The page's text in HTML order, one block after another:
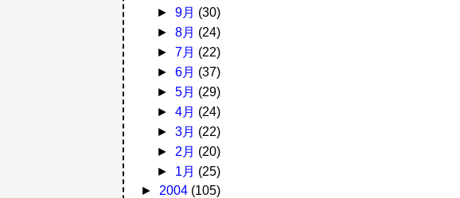
► 9月 (30)
► 8月 (24)
► 7月 (22)
► 6月 (37)
► 5月 (29)
► 4月 (24)
► 3月 (22)
► 2月 (20)
► 1月 (25)
► 2004 (105)